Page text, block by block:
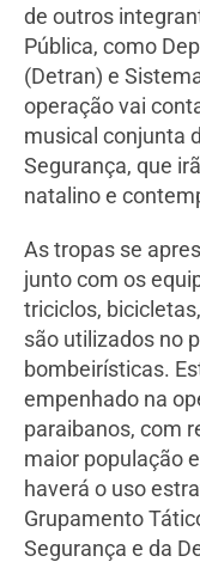
de outros
Pública, como
(Detran) e
operação vai
musical conjunta
Segurança, que
natalino e
As tropas se
junto com os
triciclos,
são utilizados no
bombeirísticas.
empenhado na
paraibanos, com
maior população
haverá o uso
Grupamento
Segurança e da